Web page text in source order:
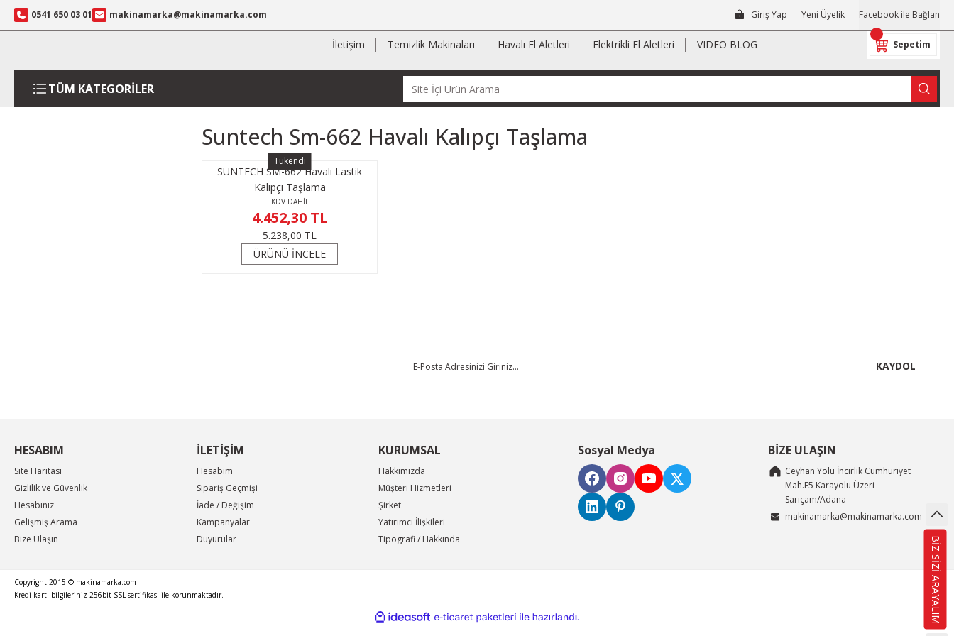
0541 650 03 01 makinamarka@makinamarka.com Giriş Yap Yeni Üyelik Facebook ile Bağlan
İletişim Temizlik Makinaları Havalı El Aletleri Elektrikli El Aletleri VIDEO BLOG Sepetim
TÜM KATEGORİLER
Suntech Sm-662 Havalı Kalıpçı Taşlama
Tükendi
SUNTECH SM-662 Havalı Lastik
Kalıpçı Taşlama
KDV DAHİL
4.452,30 TL
5.238,00 TL
ÜRÜNÜ İNCELE
KAYDOL
HESABIM
Site Haritası
Gizlilik ve Güvenlik
Hesabınız
Gelişmiş Arama
Bize Ulaşın
İLETİŞİM
Hesabım
Sipariş Geçmişi
İade / Değişim
Kampanyalar
Duyurular
KURUMSAL
Hakkımızda
Müşteri Hizmetleri
Şirket
Yatırımcı İlişkileri
Tipografi / Hakkında
Sosyal Medya BİZE ULAŞIN
Ceyhan Yolu İncirlik Cumhuriyet
Mah.E5 Karayolu Üzeri
Sarıçam/Adana
makinamarka@makinamarka.com
Copyright 2015 © makinamarka.com
Kredi kartı bilgileriniz 256bit SSL sertifikası ile korunmaktadır.
BİZ SİZİ ARAYALIM
ideasoft
e-